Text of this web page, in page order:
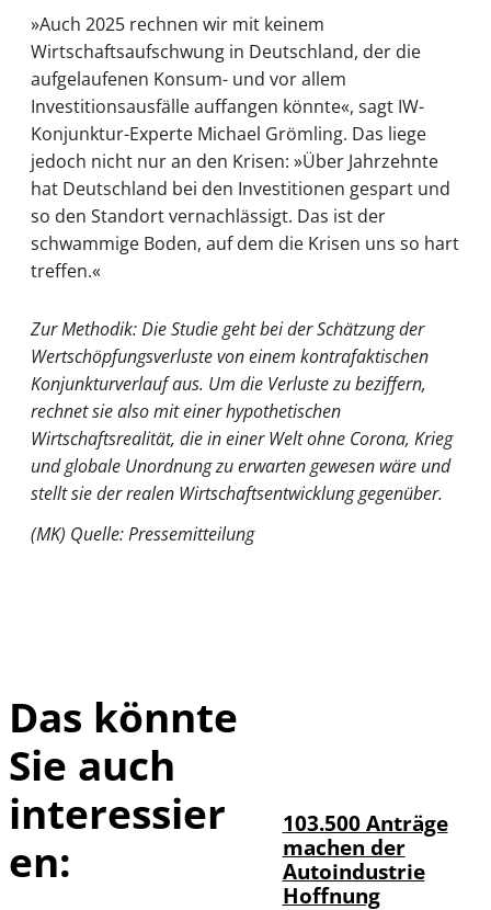
»Auch 2025 rechnen wir mit keinem
Wirtschaftsaufschwung in Deutschland, der die
aufgelaufenen Konsum- und vor allem
Investitionsausfälle auffangen könnte«, sagt IW-
Konjunktur-Experte Michael Grömling. Das liege
jedoch nicht nur an den Krisen: »Über Jahrzehnte
hat Deutschland bei den Investitionen gespart und
so den Standort vernachlässigt. Das ist der
schwammige Boden, auf dem die Krisen uns so hart
treffen.«
Zur Methodik: Die Studie geht bei der Schätzung der
Wertschöpfungsverluste von einem kontrafaktischen
Konjunkturverlauf aus. Um die Verluste zu beziffern,
rechnet sie also mit einer hypothetischen
Wirtschaftsrealität, die in einer Welt ohne Corona, Krieg
und globale Unordnung zu erwarten gewesen wäre und
stellt sie der realen Wirtschaftsentwicklung gegenüber.
(MK) Quelle: Pressemitteilung
Das könnte
Sie auch
interessier
en:
103.500 Anträge
machen der
Autoindustrie
Hoffnung